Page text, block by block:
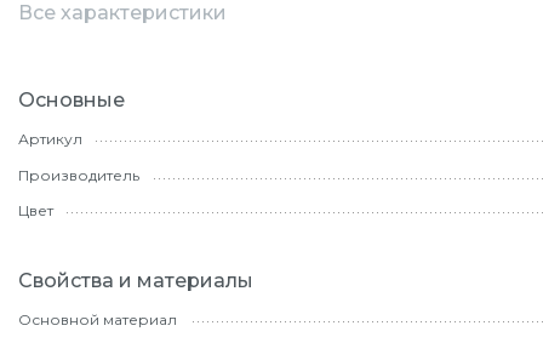
Все характеристики
Основные
Артикул
Производитель
Цвет
Свойства и материалы
Основной материал